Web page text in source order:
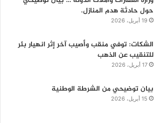
حول حادثة هدم المنازل.
19 أبريل، 2026
الشكات: توفي منقب وأصيب آخر إثر انهيار بئر
للتنقيب عن الذهب
17 أبريل، 2026
بيان توضيحي من الشرطة الوطنية
15 أبريل، 2026